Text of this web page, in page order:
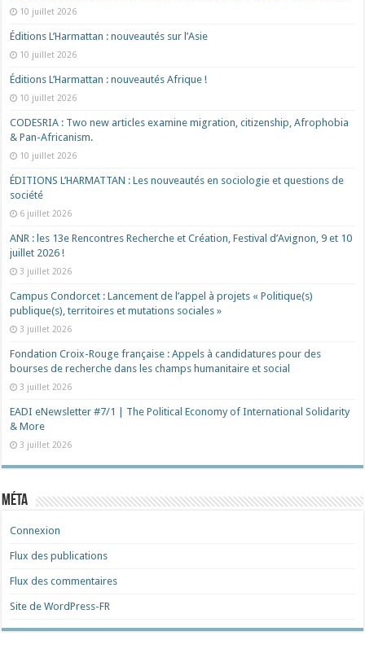
10 juillet 2026
Éditions L’Harmattan : nouveautés sur l’Asie
10 juillet 2026
Éditions L’Harmattan : nouveautés Afrique !​
10 juillet 2026
CODESRIA : Two new articles examine migration, citizenship, Afrophobia
& Pan-Africanism.
10 juillet 2026
ÉDITIONS L’HARMATTAN : Les nouveautés en sociologie et questions de
société
6 juillet 2026
ANR : les 13e Rencontres Recherche et Création, Festival d’Avignon, 9 et 10
juillet 2026 !
3 juillet 2026
Campus Condorcet : Lancement de l’appel à projets « Politique(s)
publique(s), territoires et mutations sociales »
3 juillet 2026
Fondation Croix-Rouge française : Appels à candidatures pour des
bourses de recherche dans les champs humanitaire et social
3 juillet 2026
EADI eNewsletter #7/1 | The Political Economy of International Solidarity
& More
3 juillet 2026
Méta
Connexion
Flux des publications
Flux des commentaires
Site de WordPress-FR